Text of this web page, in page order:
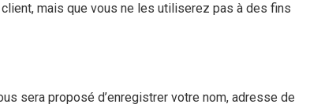
mais que vous ne les utiliserez pas à des fins
sera proposé d’enregistrer votre nom, adresse de